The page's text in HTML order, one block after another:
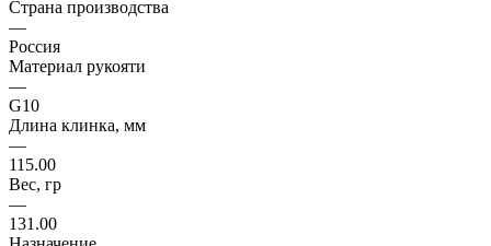
Страна производства
—
Россия
Материал рукояти
—
G10
Длина клинка, мм
—
115.00
Вес, гр
—
131.00